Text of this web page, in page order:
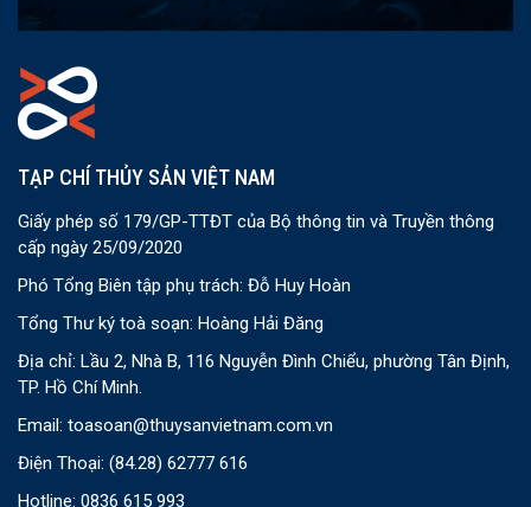
TẠP CHÍ THỦY SẢN VIỆT NAM
Giấy phép số 179/GP-TTĐT của Bộ thông tin và Truyền thông
cấp ngày 25/09/2020
Phó Tổng Biên tập phụ trách: Đỗ Huy Hoàn
Tổng Thư ký toà soạn: Hoàng Hải Đăng
Địa chỉ: Lầu 2, Nhà B, 116 Nguyễn Đình Chiểu, phường Tân Định,
TP. Hồ Chí Minh.
Email: toasoan@thuysanvietnam.com.vn
Điện Thoại: (84.28) 62777 616
Hotline: 0836 615 993